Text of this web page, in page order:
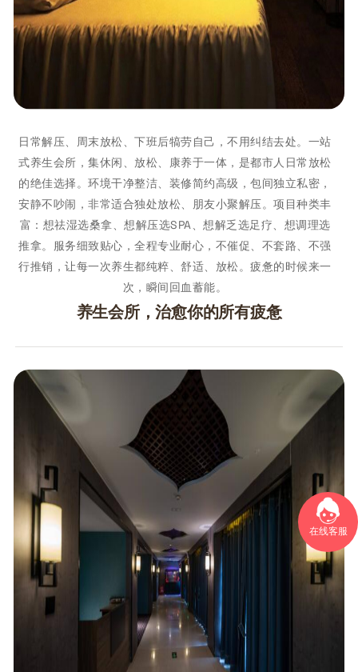
在线客服
日常解压、周末放松、下班后犒劳自己，不用纠结去处。一站
式养生会所，集休闲、放松、康养于一体，是都市人日常放松
的绝佳选择。环境干净整洁、装修简约高级，包间独立私密，
安静不吵闹，非常适合独处放松、朋友小聚解压。项目种类丰
富：想祛湿选桑拿、想解压选SPA、想解乏选足疗、想调理选
推拿。服务细致贴心，全程专业耐心，不催促、不套路、不强
行推销，让每一次养生都纯粹、舒适、放松。疲惫的时候来一
次，瞬间回血蓄能。
养生会所，治愈你的所有疲惫